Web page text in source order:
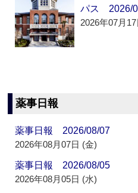
パス 2026/
2026年07月
薬事日報
薬事日報 2026/08/07
2026年08月07日 (金)
薬事日報 2026/08/05
2026年08月05日 (水)